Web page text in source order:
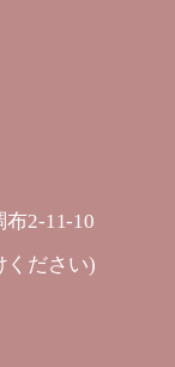
布2-11-10
ください)